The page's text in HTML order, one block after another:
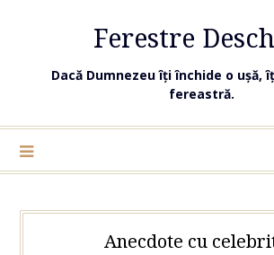
Ferestre
Dacă Dumnezeu îți închide o ușă,
fereastră.
Anecdote cu